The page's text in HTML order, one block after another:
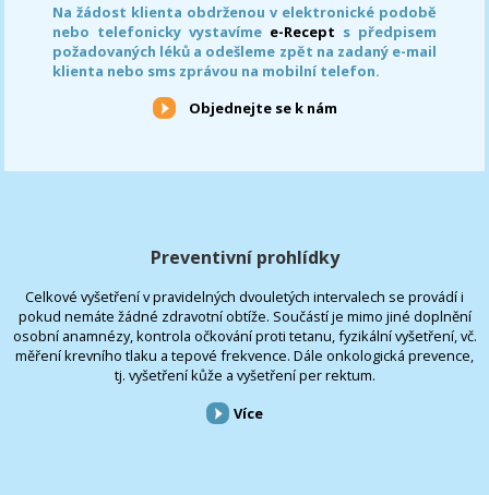
Na žádost klienta obdrženou v elektronické podobě
nebo telefonicky vystavíme e-Recept s předpisem
požadovaných léků a odešleme zpět na zadaný e-mail
klienta nebo sms zprávou na mobilní telefon.
Objednejte se k nám
Preventivní prohlídky
Celkové vyšetření v pravidelných dvouletých intervalech se provádí i
pokud nemáte žádné zdravotní obtíže. Součástí je mimo jiné doplnění
osobní anamnézy, kontrola očkování proti tetanu, fyzikální vyšetření, vč.
měření krevního tlaku a tepové frekvence. Dále onkologická prevence,
tj. vyšetření kůže a vyšetření per rektum.
Více